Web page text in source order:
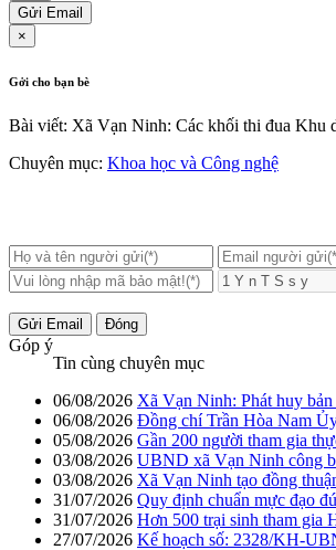
Gửi Email
×
Gởi cho bạn bè
Bài viết: Xã Vạn Ninh: Các khối thi đua Khu
Chuyên mục: Khoa học và Công nghệ
Gửi Email Đóng
Góp ý
Tin cùng chuyên mục
06/08/2026 Xã Vạn Ninh: Phát huy
06/08/2026 Đồng chí Trần Hòa Nam
05/08/2026 Gần 200 người tham gia
03/08/2026 UBND xã Vạn Ninh công
03/08/2026 Xã Vạn Ninh tạo đồng
31/07/2026 Quy định chuẩn mực đạo
31/07/2026 Hơn 500 trại sinh tham gia
27/07/2026 Kế hoạch số: 2328/KH-